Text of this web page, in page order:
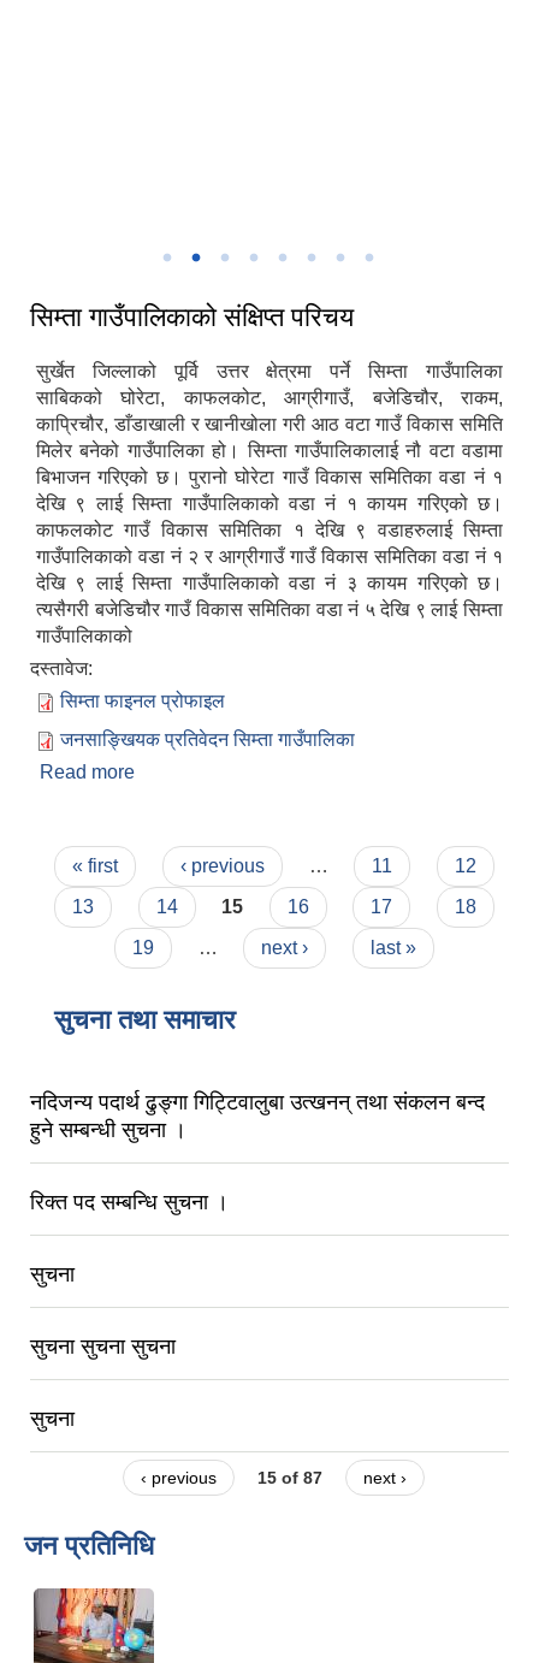
सिम्ता गाउँपालिकाको संक्षिप्त परिचय
सुर्खेत जिल्लाको पूर्वि उत्तर क्षेत्रमा पर्ने सिम्ता गाउँपालिका
साबिकको घोरेटा, काफलकोट, आग्रीगाउँ, बजेडिचौर, राकम,
काप्रिचौर, डाँडाखाली र खानीखोला गरी आठ वटा गाउँ विकास समिति
मिलेर बनेको गाउँपालिका हो। सिम्ता गाउँपालिकालाई नौ वटा वडामा
बिभाजन गरिएको छ। पुरानो घोरेटा गाउँ विकास समितिका वडा नं १
देखि ९ लाई सिम्ता गाउँपालिकाको वडा नं १ कायम गरिएको छ।
काफलकोट गाउँ विकास समितिका १ देखि ९ वडाहरुलाई सिम्ता
गाउँपालिकाको वडा नं २ र आग्रीगाउँ गाउँ विकास समितिका वडा नं १
देखि ९ लाई सिम्ता गाउँपालिकाको वडा नं ३ कायम गरिएको छ।
त्यसैगरी बजेडिचौर गाउँ विकास समितिका वडा नं ५ देखि ९ लाई सिम्ता
गाउँपालिकाको
दस्तावेज:
सिम्ता फाइनल प्रोफाइल
जनसाङ्खियक प्रतिवेदन सिम्ता गाउँपालिका
Read more
Pages
« first ‹ previous … 11
12
13
14 15 16 17
18
19
… next › last »
सुचना तथा समाचार
नदिजन्य पदार्थ ढुङ्गा गिट्टिवालुबा उत्खनन् तथा संकलन बन्द
हुने सम्बन्धी सुचना ।
रिक्त पद सम्बन्धि सुचना ।
सुचना
सुचना सुचना सुचना
सुचना
‹ previous 15 of 87 next ›
जन प्रतिनिधि